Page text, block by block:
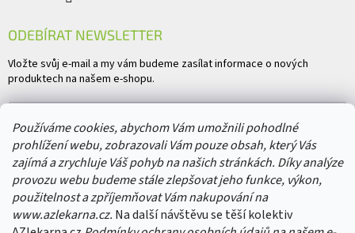
Používáme cookies, abychom Vám umožnili pohodlné
prohlížení webu, zobrazovali Vám pouze obsah, který Vás
zajímá a zrychluje Váš pohyb na našich stránkách. Díky analýze
provozu webu budeme stále zlepšovat jeho funkce, výkon,
použitelnost a zpříjemňovat Vám nakupování na
www.azlekarna.cz. Na další návštěvu se těší kolektiv
ODEBÍRAT NEWSLETTER
Vložte svůj e-mail a my vám budeme zasílat informace o nových
produktech na našem e-shopu.
Vložením e-mailu souhlasíte spodmínkami ochrany osobních údajů
PŘIHLÁSIT SE